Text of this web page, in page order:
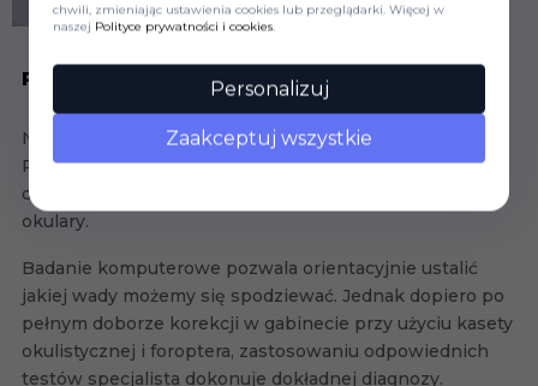
PROCEDURA BADANIA WZROKU
Na podstawie wstępnego wywiadu dowiadujemy się o
Państwa potrzebach i objawach, zbieramy wstępną
dokumentację. Bazą wyjściową jest ostatnia recepta lub
okulary.
Badanie komputerowe pozwala orientacyjnie ustalić
jakiej wady możemy się spodziewać. Jednak dopiero po
pełnym doborze korekcji w gabinecie przy użyciu kasety
okulistycznej i foroptera, zastosowaniu odpowiednich
testów specjalista dokonuje dokładnej diagnozy.
chwili, zmieniając ustawienia cookies lub przeglądarki. Więcej w
naszej Polityce prywatności i cookies.
Personalizuj
Zaakceptuj wszystkie